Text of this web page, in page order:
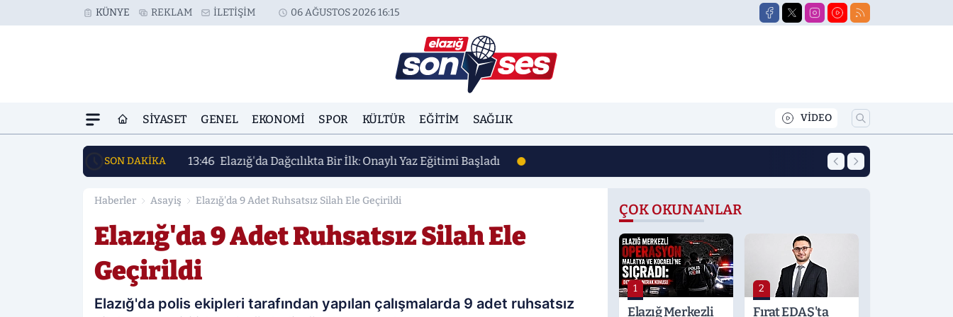
KÜNYE REKLAM İLETIŞIM 06 AĞUSTOS 2026 16:15
SIYASET GENEL EKONOMI SPOR KÜLTÜR EĞITIM SAĞLIK VİDEO
SON DAKİKA 13:46 Elazığ'da Dağcılıkta Bir İlk: Onaylı Yaz Eğitimi Başladı 10:11 Sıcaktan
Haberler Asayiş Elazığ'da 9 Adet Ruhsatsız Silah Ele Geçirildi
Elazığ'da 9 Adet Ruhsatsız Silah Ele
Geçirildi
Elazığ'da polis ekipleri tarafından yapılan çalışmalarda 9 adet ruhsatsız
ÇOK OKUNANLAR
1
Elazığ Merkezli
2
Fırat EDAŞ'ta